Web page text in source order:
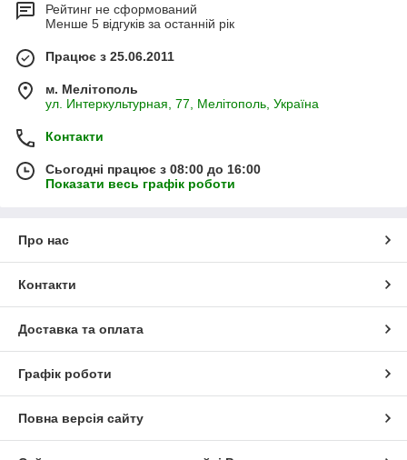
Рейтинг не сформований
Менше 5 відгуків за останній рік
Працює з 25.06.2011
м. Мелітополь
ул. Интеркультурная, 77, Мелітополь, Україна
Контакти
Сьогодні працює з 08:00 до 16:00
Показати весь графік роботи
Про нас
Контакти
Доставка та оплата
Графік роботи
Повна версія сайту